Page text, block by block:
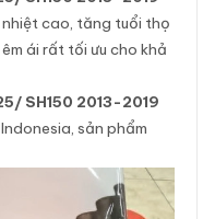
cao, tăng tuổi thọ
ái rất tối ưu cho khả
SH150 2013-2019
sản phẩm